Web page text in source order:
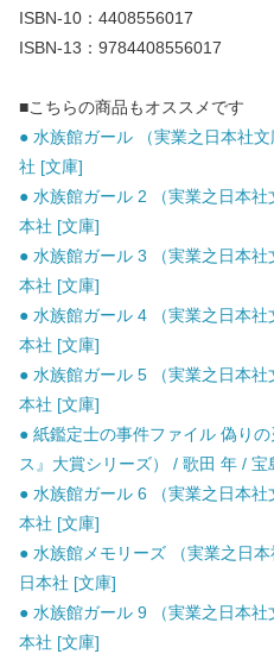
ISBN-10：4408556017
ISBN-13：9784408556017
■こちらの商品もオススメです
● 水族館ガール （実業之日本社
社 [文庫]
● 水族館ガール 2 （実業之日本
本社 [文庫]
● 水族館ガール 3 （実業之日本
本社 [文庫]
● 水族館ガール 4 （実業之日本
本社 [文庫]
● 水族館ガール 5 （実業之日本
本社 [文庫]
● 紙鑑定士の事件ファイル 偽り
ス』大賞シリーズ） / 歌田 年 / 宝
● 水族館ガール 6 （実業之日本
本社 [文庫]
● 水族館メモリーズ （実業之日
日本社 [文庫]
● 水族館ガール 9 （実業之日本
本社 [文庫]